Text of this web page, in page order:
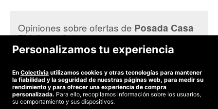
Colectivia.
Opiniones sobre ofertas de Posada Casa
Fidelaen Colectivia:
Hacia mucho frio
Personalizamos tu experiencia
En Colectivia utilizamos cookies y otras tecnologías para mantener
la fiabilidad y la seguridad de nuestras páginas web, para medir su
rendimiento y para ofrecer una experiencia de compra
personalizada. Para ello, recopilamos información sobre los usuarios,
su comportamiento y sus dispositivos.